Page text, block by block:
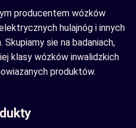
producentem wózków
hulajnóg i innych
sie na badaniach,
klasy wózków inwalidzkich
produktów.